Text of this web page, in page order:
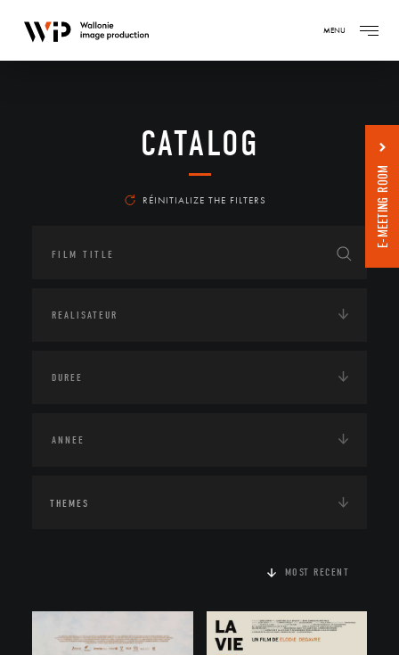
MENU
CATALOG
RÉINITIALIZE THE FILTERS
THEMES
MOST RECENT
E-MEETING ROOM